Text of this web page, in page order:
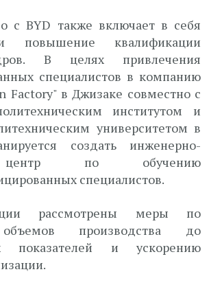
с BYD также включает в себя
повышение квалификации
В целях привлечения
специалистов в компанию
Factory" в Джизаке совместно с
институтом и
университетом в
создать инженерно-
по обучению
специалистов.
рассмотрены меры по
производства до
показателей и ускорению